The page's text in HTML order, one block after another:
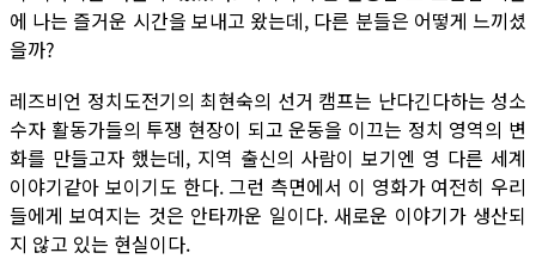
에 나는 즐거운 시간을 보내고 왔는데, 다른 분들은 어떻게 느끼셨
을까?
레즈비언 정치도전기의 최현숙의 선거 캠프는 난다긴다하는 성소
수자 활동가들의 투쟁 현장이 되고 운동을 이끄는 정치 영역의 변
화를 만들고자 했는데, 지역 출신의 사람이 보기엔 영 다른 세계
이야기같아 보이기도 한다. 그런 측면에서 이 영화가 여전히 우리
들에게 보여지는 것은 안타까운 일이다. 새로운 이야기가 생산되
지 않고 있는 현실이다.